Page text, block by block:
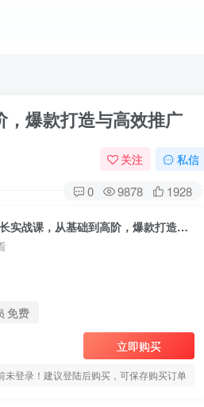
爆款打造与高效推广
关注 私信
0 9878 1928
拼多多运最新营秘籍：业绩 增长实战课，从基础到高阶，爆款打造与高效推广
免费
立即购买
未登录！建议登陆后购买，可保存购买订单